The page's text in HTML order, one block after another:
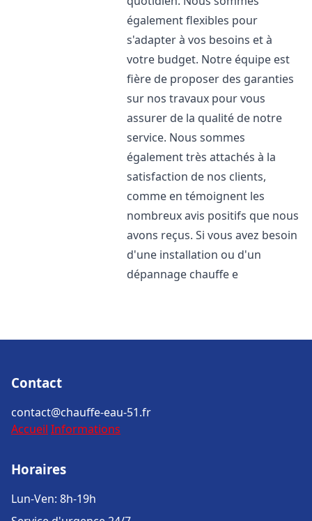
également flexibles pour
s'adapter à vos besoins et à
votre budget. Notre équipe est
fière de proposer des garanties
sur nos travaux pour vous
assurer de la qualité de notre
service. Nous sommes
également très attachés à la
satisfaction de nos clients,
comme en témoignent les
nombreux avis positifs que nous
avons reçus. Si vous avez besoin
d'une installation ou d'un
dépannage chauffe e
Contact
contact@chauffe-eau-51.fr
Accueil Informations
Horaires
Lun-Ven: 8h-19h